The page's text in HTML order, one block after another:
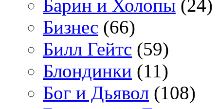
Барин и Холопы (24)
Бизнес (66)
Билл Гейтс (59)
Блондинки (11)
Бог и Дьявол (108)